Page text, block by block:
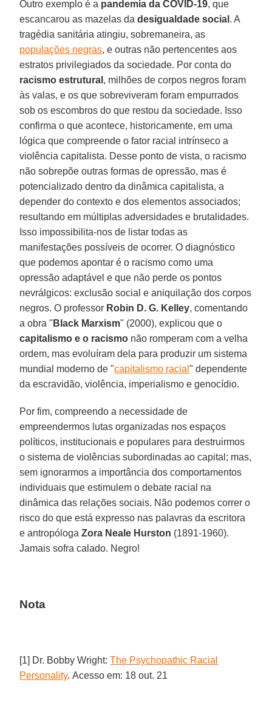
Outro exemplo é a pandemia da COVID-19, que
escancarou as mazelas dadesigualdade social . A
tragédia sanitária atingiu, sobremaneira, as
populações negras, e outras não pertencentes aos
estratos privilegiados da sociedade. Por conta do
racismo estrutural , milhões de corpos negros foram
às valas, e os que sobreviveram foram empurrados
sob os escombros do que restou da sociedade. Isso
confirma o que acontece, historicamente, em uma
lógica que compreende o fator racial intrínseco a
violência capitalista. Desse ponto de vista, o racismo
não sobrepõe outras formas de opressão, mas é
potencializado dentro da dinâmica capitalista, a
depender do contexto e dos elementos associados;
resultando em múltiplas adversidades e brutalidades.
Isso impossibilita-nos de listar todas as
manifestações possíveis de ocorrer. O diagnóstico
que podemos apontar é o racismo como uma
opressão adaptável e que não perde os pontos
nevrálgicos: exclusão social e aniquilação dos corpos
negros. O professor Robin D. G. Kelley, comentando
a obra " Black Marxism" (2000), explicou que o
capitalismo e o racismo não romperam com a velha
ordem, mas evoluíram dela para produzir um sistema
mundial moderno de "capitalismo racial" dependente
da escravidão, violência, imperialismo e genocídio.
Por fim, compreendo a necessidade de
empreendermos lutas organizadas nos espaços
políticos, institucionais e populares para destruirmos
o sistema de violências subordinadas ao capital; mas,
sem ignorarmos a importância dos comportamentos
individuais que estimulem o debate racial na
dinâmica das relações sociais. Não podemos correr o
risco do que está expresso nas palavras da escritora
e antropólogaZora Neale Hurston (1891-1960).
Jamais sofra calado. Negro!
Nota
[1] Dr. Bobby Wright:The Psychopathic Racial
Personality. Acesso em: 18 out. 21